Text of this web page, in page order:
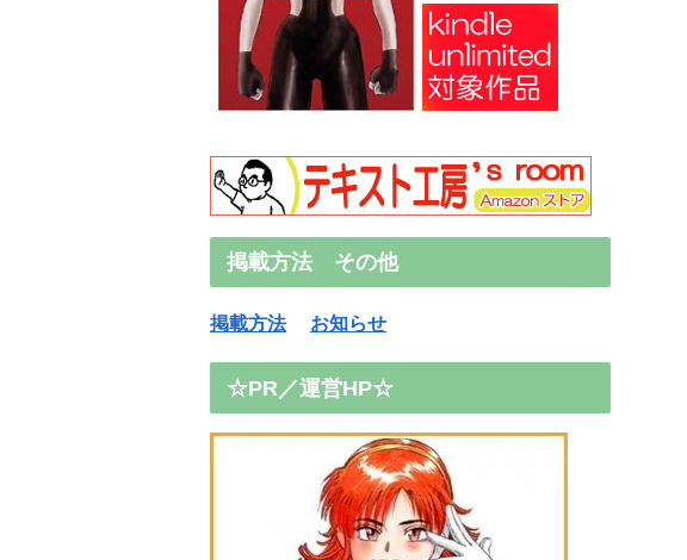
掲載方法 その他
掲載方法 お知らせ
☆PR／運営HP☆